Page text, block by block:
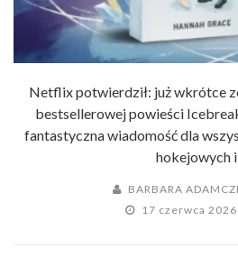
Netflix potwierdził: już wkrótce
bestsellerowej powieści
fantastyczna wiadomość dla
hokejowych i
BARBARA
17 czerwca 2026